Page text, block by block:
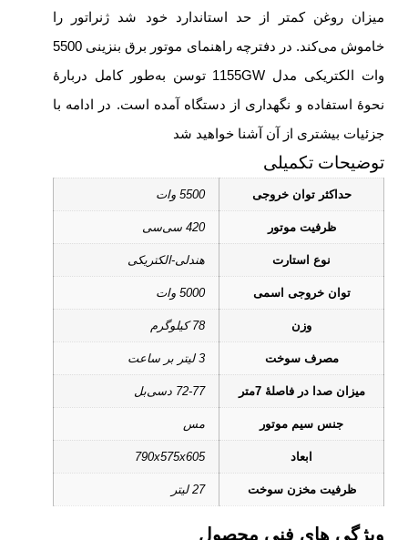
میزان روغن کمتر از حد استاندارد خود شد ژنراتور را
خاموش می‌کند. در دفترچه راهنمای موتور برق بنزینی 5500
وات الکتریکی مدل 1155GW توسن به‌طور کامل دربارۀ
نحوۀ استفاده و نگهداری از دستگاه آمده است. در ادامه با
جزئیات بیشتری از آن آشنا خواهید شد
توضیحات تکمیلی
حداکثر توان خروجی 5500 وات
ظرفیت موتور 420 سی‌سی
نوع استارت هندلی-الکتریکی
توان خروجی اسمی 5000 وات
وزن 78 کیلوگرم
مصرف سوخت 3 لیتر بر ساعت
میزان صدا در فاصلۀ 7متر 72-77 دسی‌بل
جنس سیم موتور مس
ابعاد 790x575x605
ظرفیت مخزن سوخت 27 لیتر
ویژگی های فنی محصول